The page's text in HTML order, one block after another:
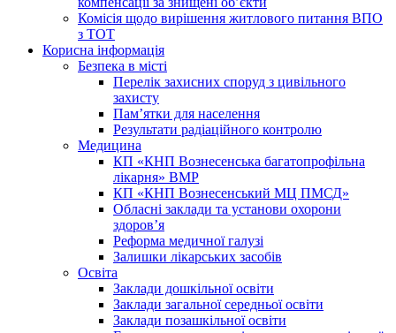
Комісія щодо вирішення житлового питання ВПО
з ТОТ
Корисна інформація
Безпека в місті
Перелік захисних споруд з цивільного
захисту
Пам’ятки для населення
Результати радіаційного контролю
Медицина
КП «КНП Вознесенська багатопрофільна
лікарня» ВМР
КП «КНП Вознесенський МЦ ПМСД»
Обласні заклади та установи охорони
здоров’я
Реформа медичної галузі
Залишки лікарських засобів
Освіта
Заклади дошкільної освіти
Заклади загальної середньої освіти
Заклади позашкільної освіти